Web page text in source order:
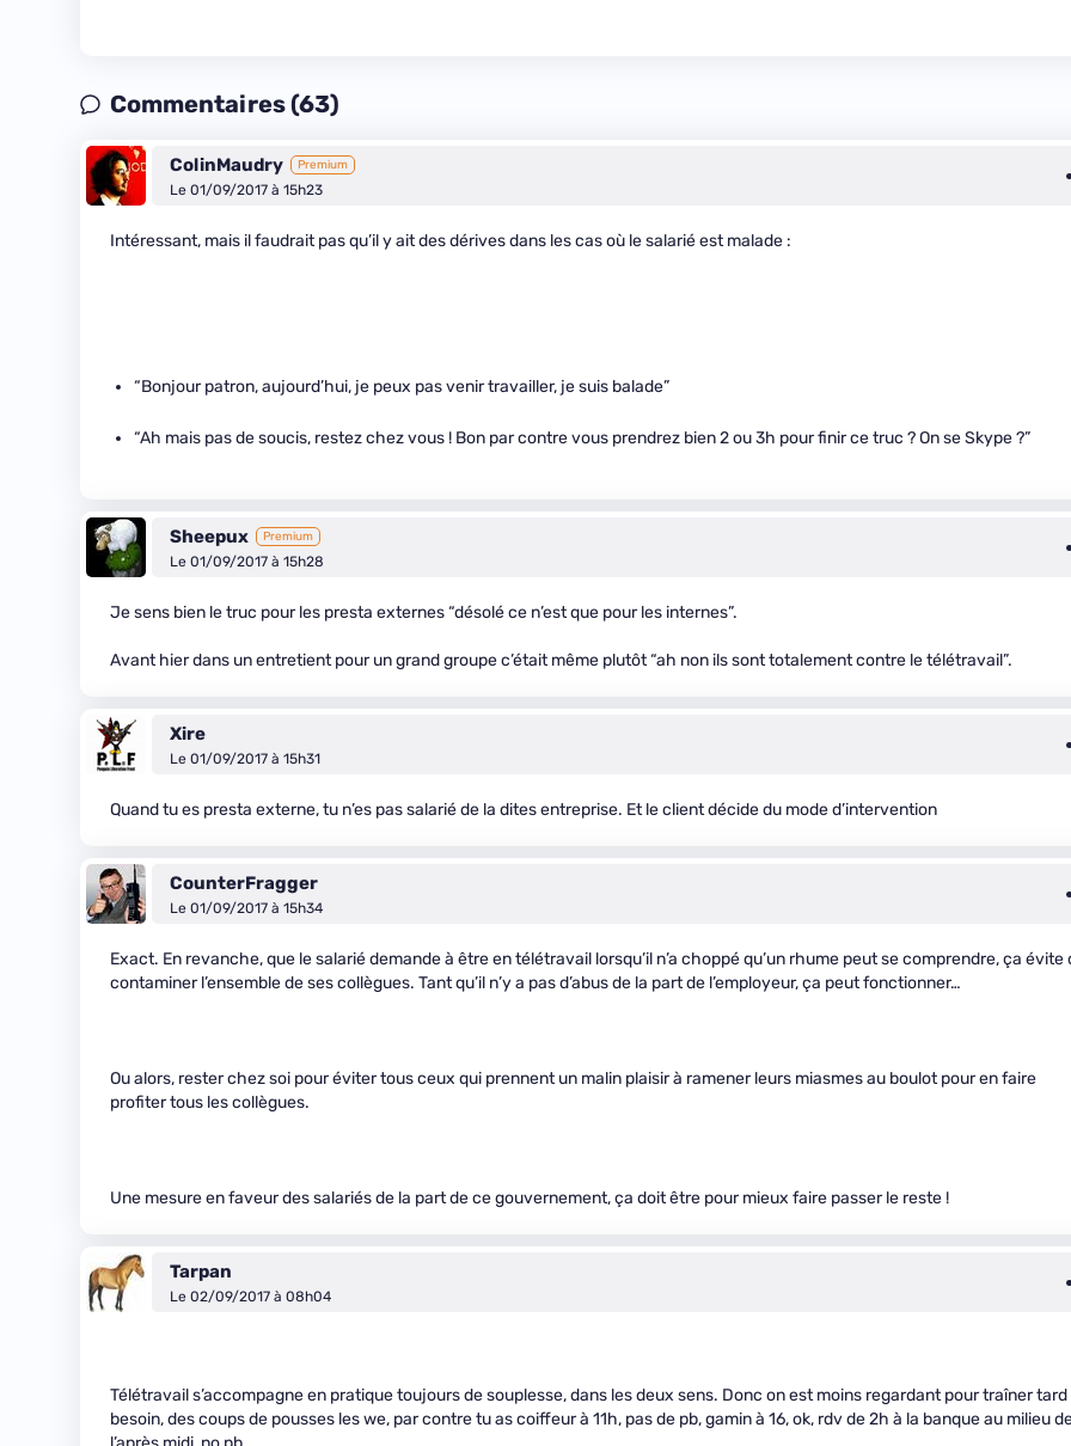
Commentaires (63)
ColinMaudry Premium
Le 01/09/2017 à 15h23
Intéressant, mais il faudrait pas qu’il y ait des dérives dans les cas où le salarié est malade :
“Bonjour patron, aujourd’hui, je peux pas venir travailler, je suis balade”
“Ah mais pas de soucis, restez chez vous ! Bon par contre vous prendrez bien 2 ou 3h pour finir ce truc ? On se Skype ?”
Sheepux Premium
Le 01/09/2017 à 15h28
Je sens bien le truc pour les presta externes “désolé ce n’est que pour les internes”.
Avant hier dans un entretient pour un grand groupe c’était même plutôt “ah non ils sont totalement contre le télétravail”.
Xire
Le 01/09/2017 à 15h31
Quand tu es presta externe, tu n’es pas salarié de la dites entreprise. Et le client décide du mode d’intervention
CounterFragger
Le 01/09/2017 à 15h34
Exact. En revanche, que le salarié demande à être en télétravail lorsqu’il n’a choppé qu’un rhume peut se comprendre, ça évite
contaminer l’ensemble de ses collègues. Tant qu’il n’y a pas d’abus de la part de l’employeur, ça peut fonctionner…
Ou alors, rester chez soi pour éviter tous ceux qui prennent un malin plaisir à ramener leurs miasmes au boulot pour en faire
profiter tous les collègues.
Une mesure en faveur des salariés de la part de ce gouvernement, ça doit être pour mieux faire passer le reste !
Tarpan
Le 02/09/2017 à 08h04
Télétravail s’accompagne en pratique toujours de souplesse, dans les deux sens. Donc on est moins regardant pour traîner tard
besoin, des coups de pousses les we, par contre tu as coiffeur à 11h, pas de pb, gamin à 16, ok, rdv de 2h à la banque au milieu